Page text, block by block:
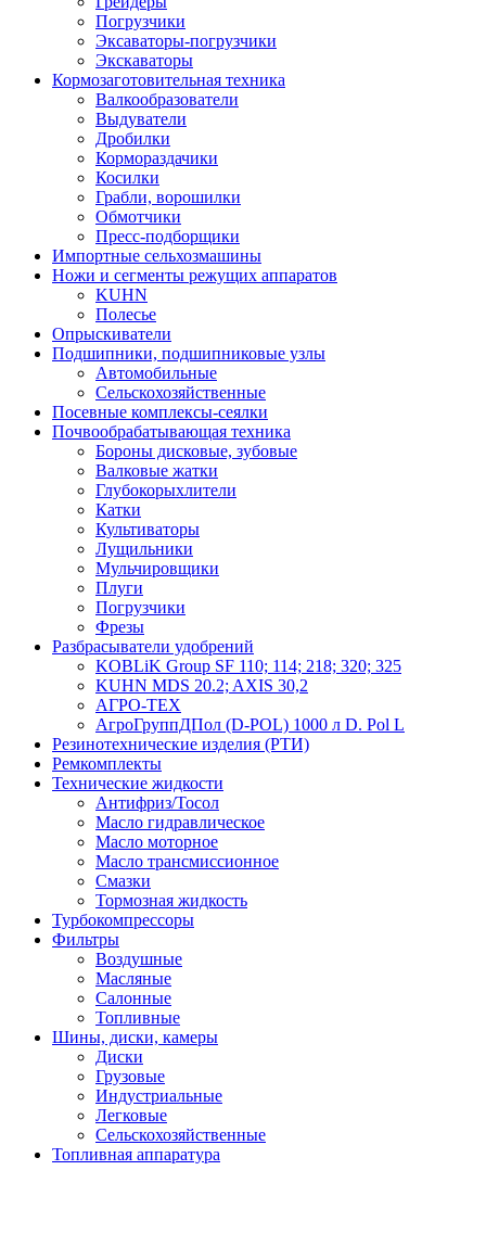
Погрузчики
Эксаваторы-погрузчики
Экскаваторы
Кормозаготовительная техника
Валкообразователи
Выдуватели
Дробилки
Кормораздачики
Косилки
Грабли, ворошилки
Обмотчики
Пресс-подборщики
Импортные сельхозмашины
Ножи и сегменты режущих аппаратов
KUHN
Полесье
Опрыскиватели
Подшипники, подшипниковые узлы
Автомобильные
Сельскохозяйственные
Посевные комплексы-сеялки
Почвообрабатывающая техника
Бороны дисковые, зубовые
Валковые жатки
Глубокорыхлители
Катки
Культиваторы
Лущильники
Мульчировщики
Плуги
Погрузчики
Фрезы
Разбрасыватели удобрений
KOBLiK Group SF 110; 114; 218; 320; 325
KUHN MDS 20.2; AXIS 30,2
АГРО-ТЕХ
АгроГруппДПол (D-POL) 1000 л D. Pol L
Резинотехнические изделия (РТИ)
Ремкомплекты
Технические жидкости
Антифриз/Тосол
Масло гидравлическое
Масло моторное
Масло трансмиссионное
Смазки
Тормозная жидкость
Турбокомпрессоры
Фильтры
Воздушные
Масляные
Салонные
Топливные
Шины, диски, камеры
Диски
Грузовые
Индустриальные
Легковые
Сельскохозяйственные
Топливная аппаратура